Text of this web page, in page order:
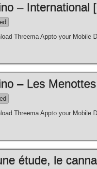
– International
Threema Appto your Mobile
– Les Menottes
Threema Appto your Mobile
étude, le